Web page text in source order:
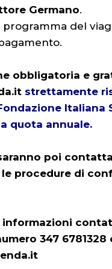
Germano.
programma del
obbligatoria e
strettamente
Italiana
quota annuale.
poi
procedure di
informazioni
347 6781328